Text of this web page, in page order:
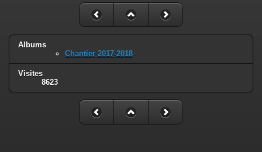
Albums
Chantier 2017-2018
Visites
8623